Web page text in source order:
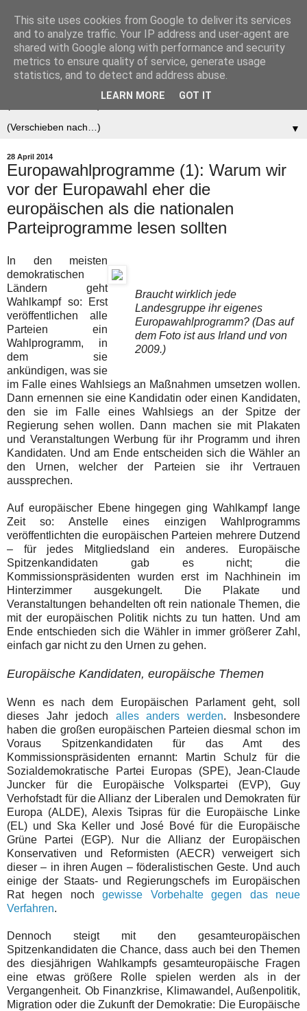
Der (europäische)
Föderalist
▼
28 April 2014
Europawahlprogramme (1): Warum wir
vor der Europawahl eher die
europäischen als die nationalen
Parteiprogramme lesen sollten
Braucht wirklich jede
Landesgruppe ihr eigenes
Europawahlprogramm? (Das auf
dem Foto ist aus Irland und von
2009.)
In den meisten
demokratischen
Ländern geht
Wahlkampf so: Erst
veröffentlichen alle
Parteien ein
Wahlprogramm, in
dem sie
ankündigen, was sie
im Falle eines Wahlsiegs an Maßnahmen umsetzen wollen.
Dann ernennen sie eine Kandidatin oder einen Kandidaten,
den sie im Falle eines Wahlsiegs an der Spitze der
Regierung sehen wollen. Dann machen sie mit Plakaten
und Veranstaltungen Werbung für ihr Programm und ihren
Kandidaten. Und am Ende entscheiden sich die Wähler an
den Urnen, welcher der Parteien sie ihr Vertrauen
aussprechen.
Auf europäischer Ebene hingegen ging Wahlkampf lange
Zeit so: Anstelle eines einzigen Wahlprogramms
veröffentlichten die europäischen Parteien mehrere Dutzend
– für jedes Mitgliedsland ein anderes. Europäische
Spitzenkandidaten gab es nicht; die
Kommissionspräsidenten wurden erst im Nachhinein im
Hinterzimmer ausgekungelt. Die Plakate und
Veranstaltungen behandelten oft rein nationale Themen, die
mit der europäischen Politik nichts zu tun hatten. Und am
Ende entschieden sich die Wähler in immer größerer Zahl,
einfach gar nicht zu den Urnen zu gehen.
Europäische Kandidaten, europäische Themen
Wenn es nach dem Europäischen Parlament geht, soll
dieses Jahr jedoch alles anders werden. Insbesondere
haben die großen europäischen Parteien diesmal schon im
Voraus Spitzenkandidaten für das Amt des
Kommissionspräsidenten ernannt: Martin Schulz für die
Sozialdemokratische Partei Europas (SPE), Jean-Claude
Juncker für die Europäische Volkspartei (EVP), Guy
Verhofstadt für die Allianz der Liberalen und Demokraten für
Europa (ALDE), Alexis Tsipras für die Europäische Linke
(EL) und Ska Keller und José Bové für die Europäische
Grüne Partei (EGP). Nur die Allianz der Europäischen
Konservativen und Reformisten (AECR) verweigert sich
dieser – in ihren Augen – föderalistischen Geste. Und auch
einige der Staats- und Regierungschefs im Europäischen
Rat hegen nochgewisse Vorbehalte gegen das neue
Verfahren.
Dennoch steigt mit den gesamteuropäischen
Spitzenkandidaten die Chance, dass auch bei den Themen
des diesjährigen Wahlkampfs gesamteuropäische Fragen
eine etwas größere Rolle spielen werden als in der
Vergangenheit. Ob Finanzkrise, Klimawandel, Außenpolitik,
Migration oder die Zukunft der Demokratie: Die Europäische
This site uses cookies from Google to deliver its services
and to analyze traffic. Your IP address and user-agent are
shared with Google along with performance and security
metrics to ensure quality of service, generate usage
statistics, and to detect and address abuse.
LEARN MORE GOT IT